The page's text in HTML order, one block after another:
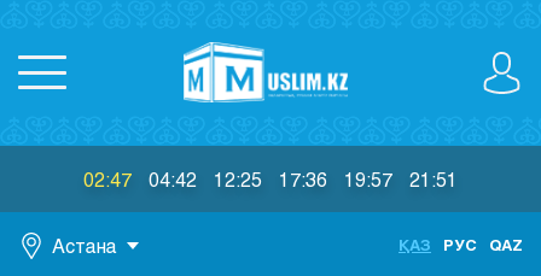
02:47 04:42 12:25 17:36 19:57 21:51
Астана ҚАЗ РУС QAZ